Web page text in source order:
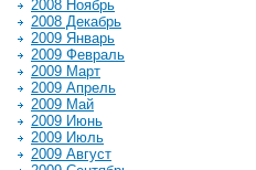
2008 Ноябрь
2008 Декабрь
2009 Январь
2009 Февраль
2009 Март
2009 Апрель
2009 Май
2009 Июнь
2009 Июль
2009 Август